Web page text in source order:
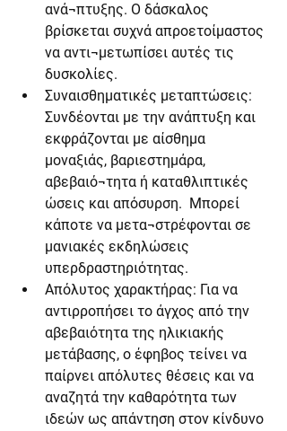
ανά¬πτυξης. Ο δάσκαλος
βρίσκεται συχνά απροετοίμαστος
να αντι¬μετωπίσει αυτές τις
δυσκολίες.
Συναισθηματικές μεταπτώσεις:
Συνδέονται με την ανάπτυξη και
εκφράζονται με αίσθημα
μοναξιάς, βαριεστημάρα,
αβεβαιό¬τητα ή καταθλιπτικές
ώσεις και απόσυρση.  Μπορεί
κάποτε να μετα¬στρέφονται σε
μανιακές εκδηλώσεις
υπερδραστηριότητας.
Απόλυτος χαρακτήρας: Για να
αντιρροπήσει το άγχος από την
αβεβαιότητα της ηλικιακής
μετάβασης, ο έφηβος τείνει να
παίρνει απόλυτες θέσεις και να
αναζητά την καθαρότητα των
ιδεών ως απάντηση στον κίνδυνο